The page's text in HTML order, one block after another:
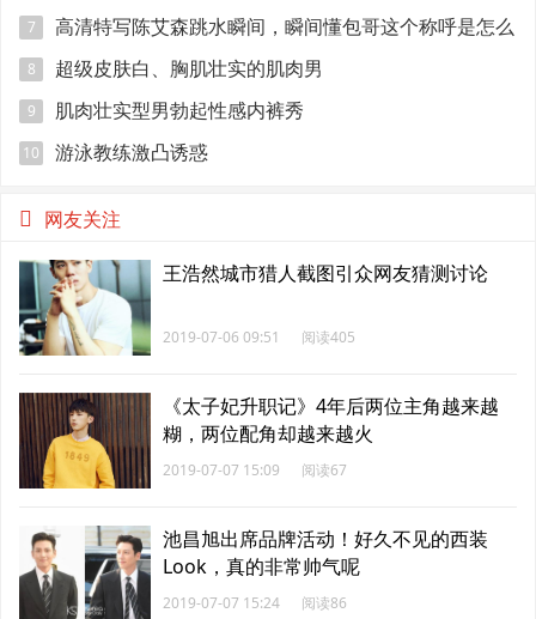
吗
7
高清特写陈艾森跳水瞬间，瞬间懂包哥这个称呼是怎么
来的
8 超级皮肤白、胸肌壮实的肌肉男
9 肌肉壮实型男勃起性感内裤秀
10 游泳教练激凸诱惑
网友关注
王浩然城市猎人截图引众网友猜测讨论
2019-07-06 09:51 阅读405
《太子妃升职记》4年后两位主角越来越
糊，两位配角却越来越火
2019-07-07 15:09 阅读67
池昌旭出席品牌活动！好久不见的西装
Look，真的非常帅气呢
2019-07-07 15:24 阅读86